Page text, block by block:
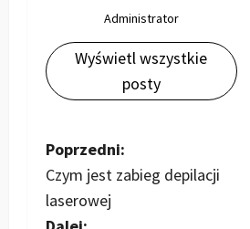
Administrator
Wyświetl wszystkie
posty
Z
o
Poprzedni:
Czym jest zabieg depilacji
laserowej